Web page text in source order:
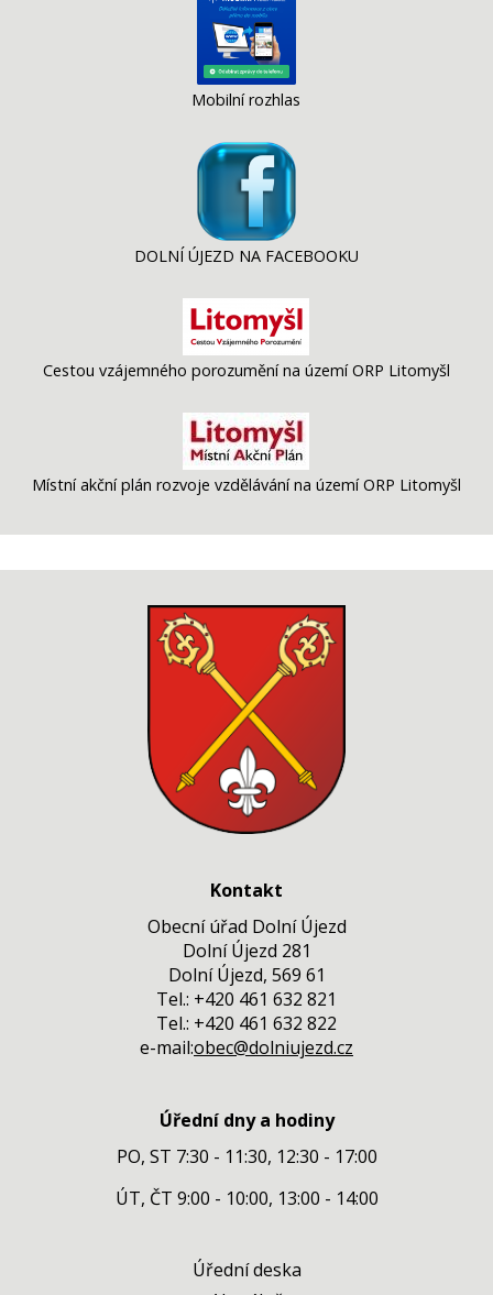
Mobilní rozhlas
DOLNÍ ÚJEZD NA FACEBOOKU
Cestou vzájemného porozumění na území ORP Litomyšl
Místní akční plán rozvoje vzdělávání na území ORP Litomyšl
Kontakt
Obecní úřad Dolní Újezd
Dolní Újezd 281
Dolní Újezd, 569 61
Tel.: +420 461 632 821
Tel.: +420 461 632 822
e-mail:obec@dolniujezd.cz
Úřední dny a hodiny
PO, ST 7:30 - 11:30, 12:30 - 17:00
ÚT, ČT 9:00 - 10:00, 13:00 - 14:00
Úřední deska